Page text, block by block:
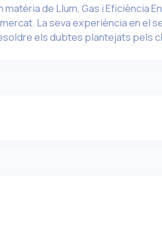
de Llum, Gas i Eficiència
La seva experiència en el
els dubtes plantejats pels